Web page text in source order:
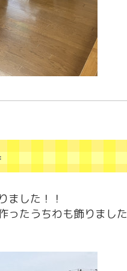
ました！！
ったうちわも飾りました